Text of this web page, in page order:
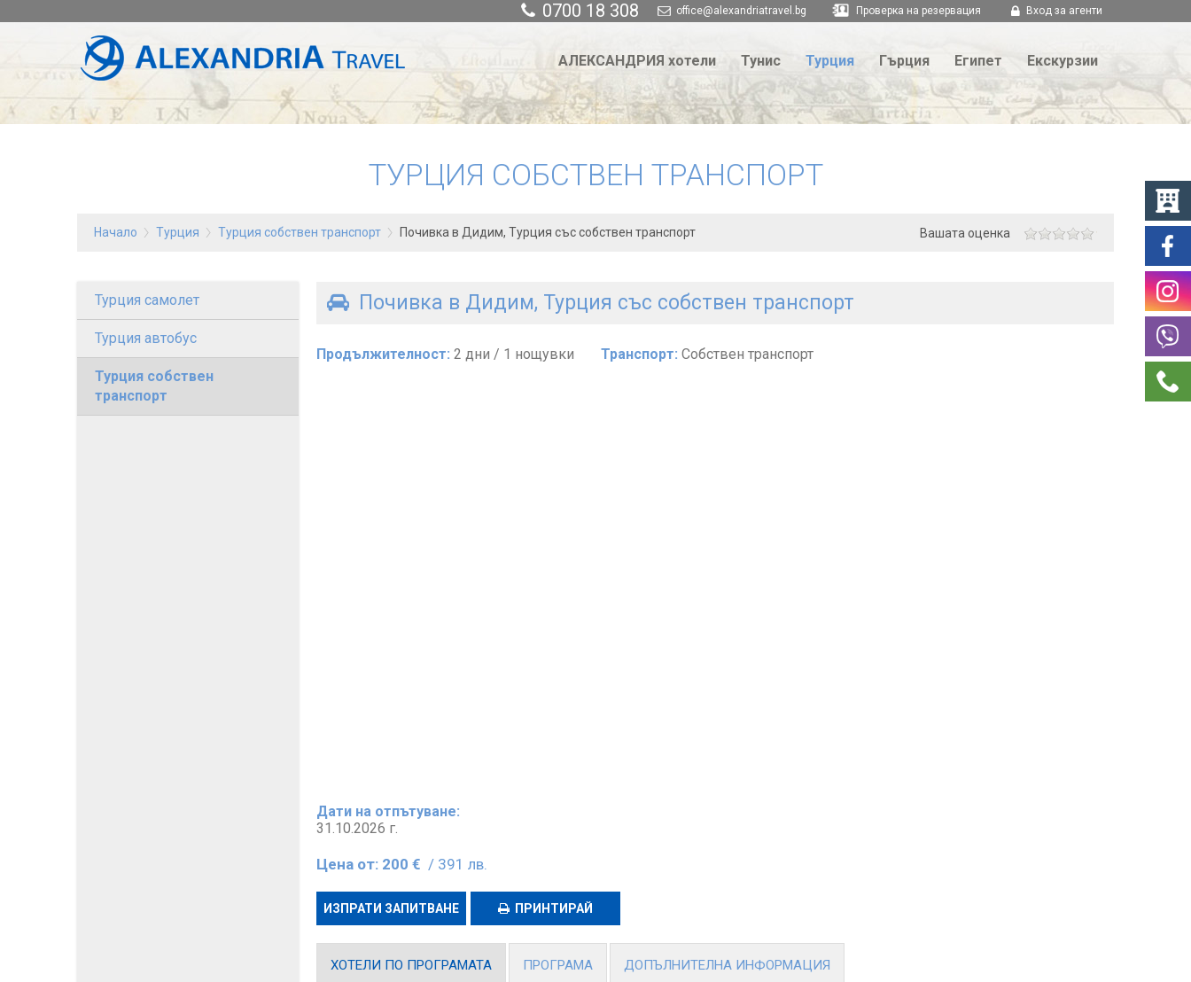
0700 18 308 office@alexandriatravel.bg Проверка на резервация Вход за агенти
АЛЕКСАНДРИЯ хотели Тунис Турция Гърция Египет Екскурзии
ТУРЦИЯ СОБСТВЕН ТРАНСПОРТ
Начало Турция Турция собствен транспорт Почивка в Дидим, Турция със собствен транспорт Вашата оценка
Турция самолет
Турция автобус
Турция собствен
транспорт
Почивка в Дидим, Турция със собствен транспорт
Продължителност: 2 дни / 1 нощувки Транспорт: Собствен транспорт
Дати на отпътуване:
31.10.2026 г.
Цена от: 200 € / 391 лв.
ИЗПРАТИ ЗАПИТВАНЕ ПРИНТИРАЙ
ХОТЕЛИ ПО ПРОГРАМАТА ПРОГРАМА ДОПЪЛНИТЕЛНА ИНФОРМАЦИЯ